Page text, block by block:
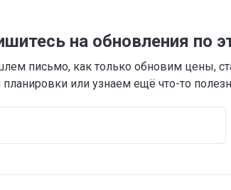
на обновления по
письмо, как только обновим цены,
или узнаем ещё что-то